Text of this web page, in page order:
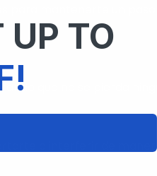
para mantenerte un
que no se pierda
o interferir de
UP TO